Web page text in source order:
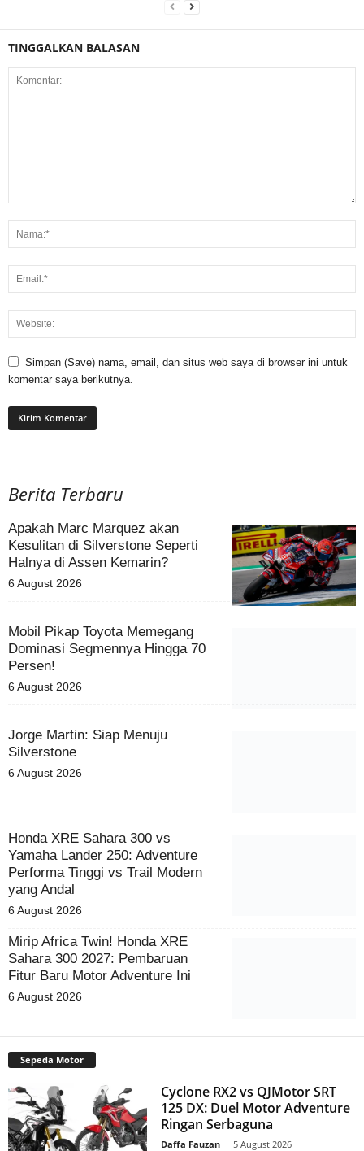
TINGGALKAN BALASAN
Simpan (Save) nama, email, dan situs web saya di browser ini untuk
komentar saya berikutnya.
Berita Terbaru
Apakah Marc Marquez akan
Kesulitan di Silverstone Seperti
Halnya di Assen Kemarin?
6 August 2026
Mobil Pikap Toyota Memegang
Dominasi Segmennya Hingga 70
Persen!
6 August 2026
Jorge Martin: Siap Menuju
Silverstone
6 August 2026
Honda XRE Sahara 300 vs
Yamaha Lander 250: Adventure
Performa Tinggi vs Trail Modern
yang Andal
6 August 2026
Mirip Africa Twin! Honda XRE
Sahara 300 2027: Pembaruan
Fitur Baru Motor Adventure Ini
6 August 2026
Sepeda Motor
Cyclone RX2 vs QJMotor SRT
125 DX: Duel Motor Adventure
Ringan Serbaguna
Daffa Fauzan 5 August 2026